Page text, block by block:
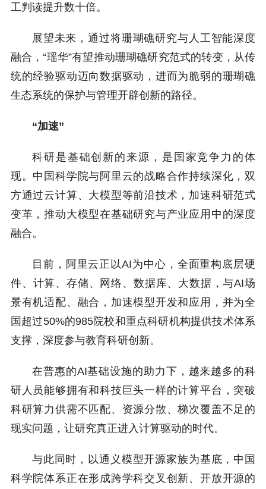
工判读提升数十倍。
展望未来，通过将珊瑚礁研究与人工智能深度
融合，“瑶华”有望推动珊瑚礁研究范式的转变，从传
统的经验驱动迈向数据驱动，进而为脆弱的珊瑚礁
生态系统的保护与管理开辟创新的路径。
“加速”
科研是基础创新的来源，是国家竞争力的体
现。中国科学院与阿里云的战略合作持续深化，双
方通过云计算、大模型等前沿技术，加速科研范式
变革，推动大模型在基础研究与产业应用中的深度
融合。
目前，阿里云正以AI为中心，全面重构底层硬
件、计算、存储、网络、数据库、大数据，与AI场
景有机适配、融合，加速模型开发和应用，并为全
国超过50%的985院校和重点科研机构提供技术体系
支撑，深度参与教育科研创新。
在普惠的AI基础设施的助力下，越来越多的科
研人员能够拥有和科技巨头一样的计算平台，突破
科研算力供需不匹配、资源分散、梯次覆盖不足的
现实问题，让研究真正进入计算驱动的时代。
与此同时，以通义模型开源家族为基底，中国
科学院体系正在形成跨学科交叉创新、开放开源的